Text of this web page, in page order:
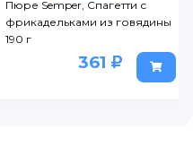
Пюре Semper, Спагетти с
фрикадельками из говядины
190 г
361